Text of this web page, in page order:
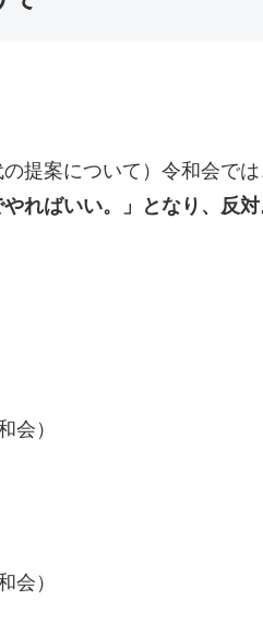
提案について）令和会では
ればいい。」となり、反対
会）
会）